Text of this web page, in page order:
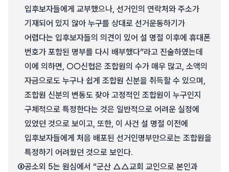
입후보자들에게 교부했으나, 선거인의 연락처와 주소가
기재되어 있지 않아 누구를 상대로 선거운동하기가
어렵다는 입후보자들의 의견이 있어 설 명절 이후에 휴대폰
번호가 포함된 명부를 다시 배부했다”라고 진술하였는데
이에 의하면, ○○신협은 조합원의 수가 매우 많고, 소액의
자금으로도 누구나 쉽게 조합원 신분을 취득할 수 있으며,
조합원 신분의 변동도 잦아 고정적인 조합원이 누구인지
구체적으로 특정한다는 것은 일반적으로 어려운 실정에
있었던 것으로 보이고, 또한, 이 사건 설 명절 이전에
입후보자들에게 처음 배포된 선거인명부만으로는 조합원을
특정하기 어려웠던 것으로 보인다.
④공소외 5는 원심에서 “군산 △△교회 교인으로 본인과